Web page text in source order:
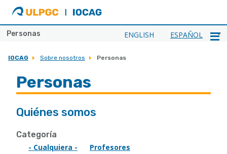
ULPGC
Ir
al
IOCAG
ENGLISH ESPAÑOL
Personas
IOCAG Sobre nosotros Personas
Personas
Quiénes somos
Categoría
- Cualquiera -
Profesores